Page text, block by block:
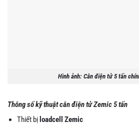
Hình ảnh: Cân điện tử 5 tấn
Thông số kỹ thuật cân điện tử Zemic 5 tấn
Thiết bị loadcell Zemic